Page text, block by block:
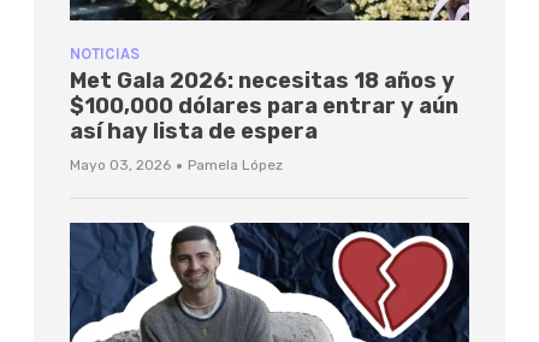
NOTICIAS
Met Gala 2026: necesitas 18 años y
$100,000 dólares para entrar y aún
así hay lista de espera
Mayo 03, 2026 · Pamela López